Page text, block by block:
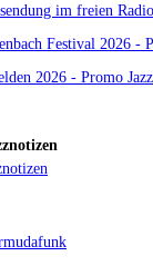
im freien